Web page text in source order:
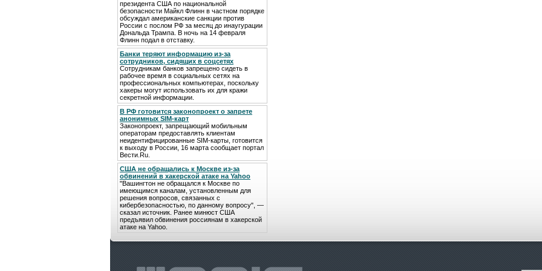
президента США по национальной
безопасности Майкл Флинн в частном порядке
обсуждал американские санкции против
России с послом РФ за месяц до инаугурации
Дональда Трампа. В ночь на 14 февраля
Флинн подал в отставку.
Банки теряют информацию из-за
сотрудников, сидящих в соцсетях
Сотрудникам банков запрещено сидеть в
рабочее время в социальных сетях на
профессиональных компьютерах, поскольку
хакеры могут использовать их для кражи
секретной информации.
В РФ готовится законопроект о запрете
анонимных SIM-карт
Законопроект, запрещающий мобильным
операторам предоставлять клиентам
неидентифицированные SIM-карты, готовится
к выходу в России, 16 марта сообщает портал
Вести.Ru.
США не обращались к Москве из-за
обвинений в хакерской атаке на Yahoo
"Вашингтон не обращался к Москве по
имеющимся каналам, установленным для
решения вопросов, связанных с
кибербезопасностью, по данному вопросу", —
сказал источник. Ранее минюст США
предъявил обвинения россиянам в хакерской
атаке на Yahoo.